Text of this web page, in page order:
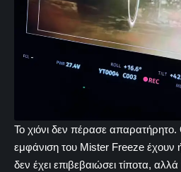
Το χιόνι δεν πέρασε απαρατήρητο.
εμφάνιση του Mister Freeze έχουν
δεν έχει επιβεβαιώσει τίποτα,